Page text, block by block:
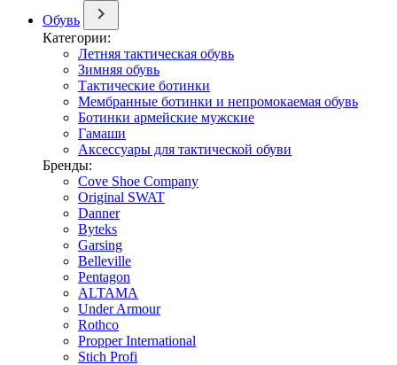
Обувь
Категории:
Летняя тактическая обувь
Зимняя обувь
Тактические ботинки
Мембранные ботинки и непромокаемая обувь
Ботинки армейские мужские
Гамаши
Аксессуары для тактической обуви
Бренды:
Cove Shoe Company
Original SWAT
Danner
Byteks
Garsing
Belleville
Pentagon
ALTAMA
Under Armour
Rothco
Propper International
Stich Profi